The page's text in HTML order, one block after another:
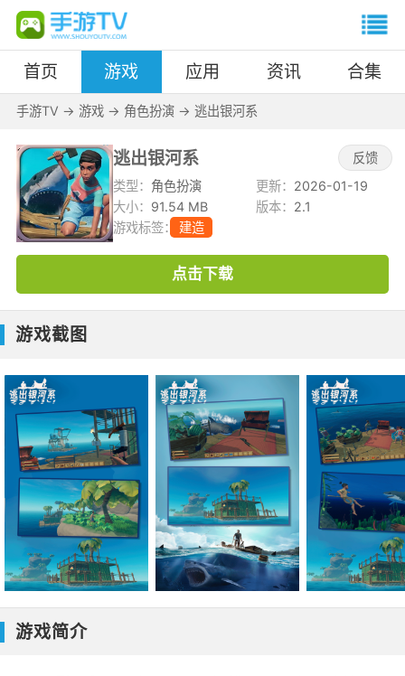
首页 游戏 应用 资讯 合集
手游TV -> 游戏-> 角色扮演-> 逃出银河系
逃出银河系
反馈
类型： 角色扮演 更新： 2026-01-19
大小： 91.54 MB 版本： 2.1
游戏标签：
建造
点击下载
游戏截图
游戏简介